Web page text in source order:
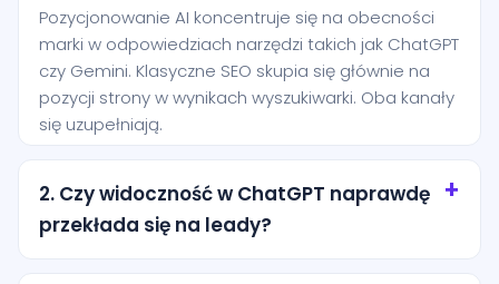
Pozycjonowanie AI koncentruje się na obecności
marki w odpowiedziach narzędzi takich jak ChatGPT
czy Gemini. Klasyczne SEO skupia się głównie na
pozycji strony w wynikach wyszukiwarki. Oba kanały
się uzupełniają.
2. Czy widoczność w ChatGPT naprawdę
przekłada się na leady?
Tak, szczególnie przy zapytaniach o wysokiej